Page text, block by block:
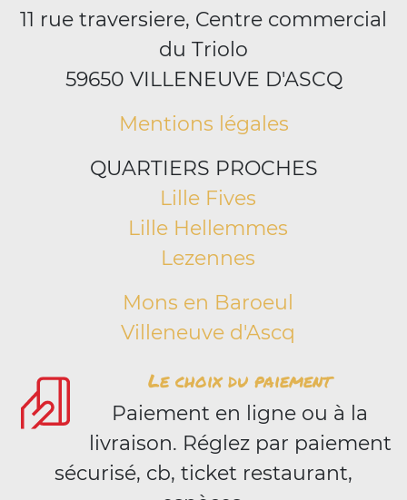
11 rue traversiere, Centre commercial
du Triolo
59650 VILLENEUVE D'ASCQ
Mentions légales
QUARTIERS PROCHES
Lille Fives
Lille Hellemmes
Lezennes
Mons en Baroeul
Villeneuve d'Ascq
Le choix du paiement
Paiement en ligne ou à la
livraison. Réglez par paiement
sécurisé, cb, ticket restaurant,